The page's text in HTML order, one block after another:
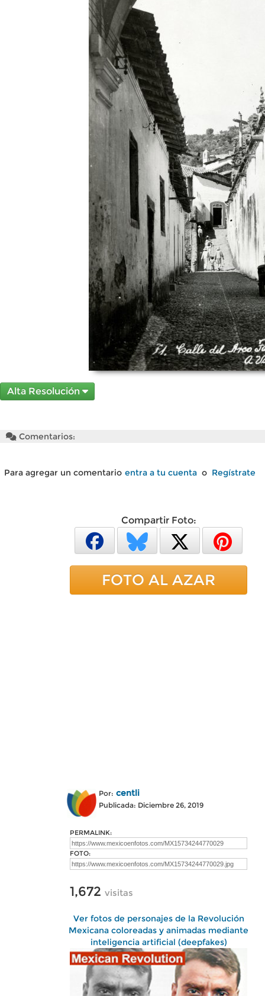
Alta Resolución
Comentarios:
Para agregar un comentario entra a tu cuenta o Regístrate
Compartir Foto:
FOTO AL AZAR
Por: centli
Publicada: Diciembre 26, 2019
PERMALINK:
FOTO:
1,672 visitas
Ver fotos de personajes de la Revolución
Mexicana coloreadas y animadas mediante
inteligencia artificial (deepfakes)